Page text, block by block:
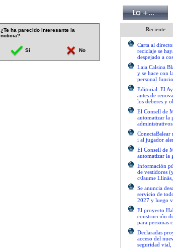
¿Te ha parecido interesante la
noticia?
Sí No
Reciente
Carta al
reciclaje se
despejado a
Laia Calsina
y se hace con
personal
Editorial: El
antes de
los deberes y
El Consell de
automatizar la
i al jugador
El Consell de
automatizar la
Información
de vestidores
c/Jaume
Se anuncia
servicio de
2027 y luego
El proyecto
construcción
para personas
Declaradas
acceso del
seguridad vial,